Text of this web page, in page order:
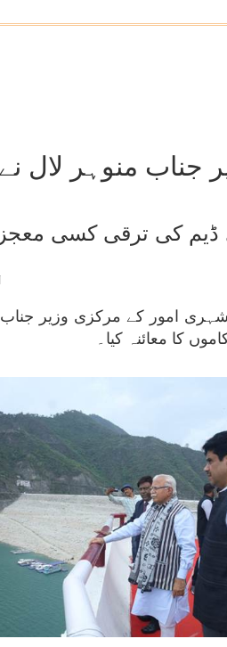
2400 میگاواٹ ٹہری ہائیڈرو پاور کمپلیکس کا دورہ کیا
کی ترقی کسی
کا معائنہ کیا۔